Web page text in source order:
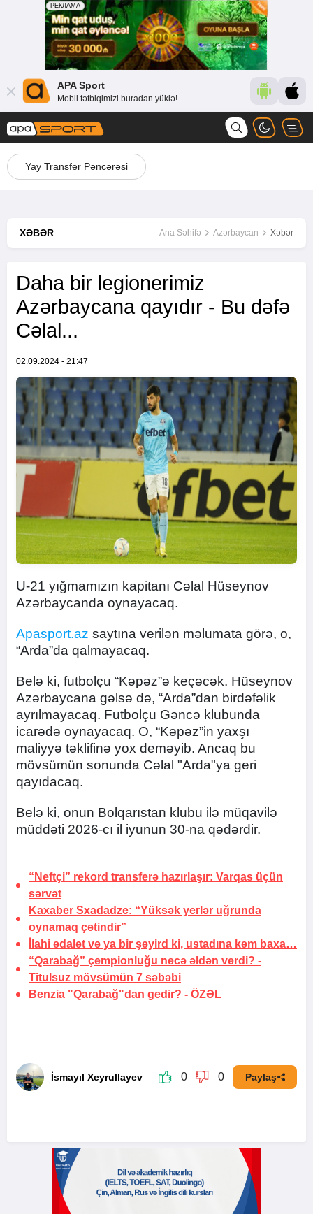
APA Sport
Mobil tətbiqimizi buradan yüklə!
Yay Transfer Pəncərəsi
XƏBƏR Ana Səhifə Azərbaycan Xəbər
Daha bir legionerimiz
Azərbaycana qayıdır - Bu dəfə
Cəlal...
02.09.2024 - 21:47
U-21 yığmamızın kapitanı Cəlal Hüseynov
Azərbaycanda oynayacaq.
Apasport.az saytına verilən məlumata görə, o,
“Arda”da qalmayacaq.
Belə ki, futbolçu “Kəpəz”ə keçəcək. Hüseynov
Azərbaycana gəlsə də, “Arda”dan birdəfəlik
ayrılmayacaq. Futbolçu Gəncə klubunda
icarədə oynayacaq. O, “Kəpəz”in yaxşı
maliyyə təklifinə yox deməyib. Ancaq bu
mövsümün sonunda Cəlal "Arda"ya geri
qayıdacaq.
Belə ki, onun Bolqarıstan klubu ilə müqavilə
müddəti 2026-cı il iyunun 30-na qədərdir.
“Neftçi” rekord transferə hazırlaşır: Varqas üçün
sərvət
Kaxaber Sxadadze: “Yüksək yerlər uğrunda
oynamaq çətindir”
İlahi ədalət və ya bir şəyird ki, ustadına kəm baxa…
“Qarabağ” çempionluğu necə əldən verdi? -
Titulsuz mövsümün 7 səbəbi
Benzia "Qarabağ"dan gedir? - ÖZƏL
İsmayıl Xeyrullayev 0 0 Paylaş